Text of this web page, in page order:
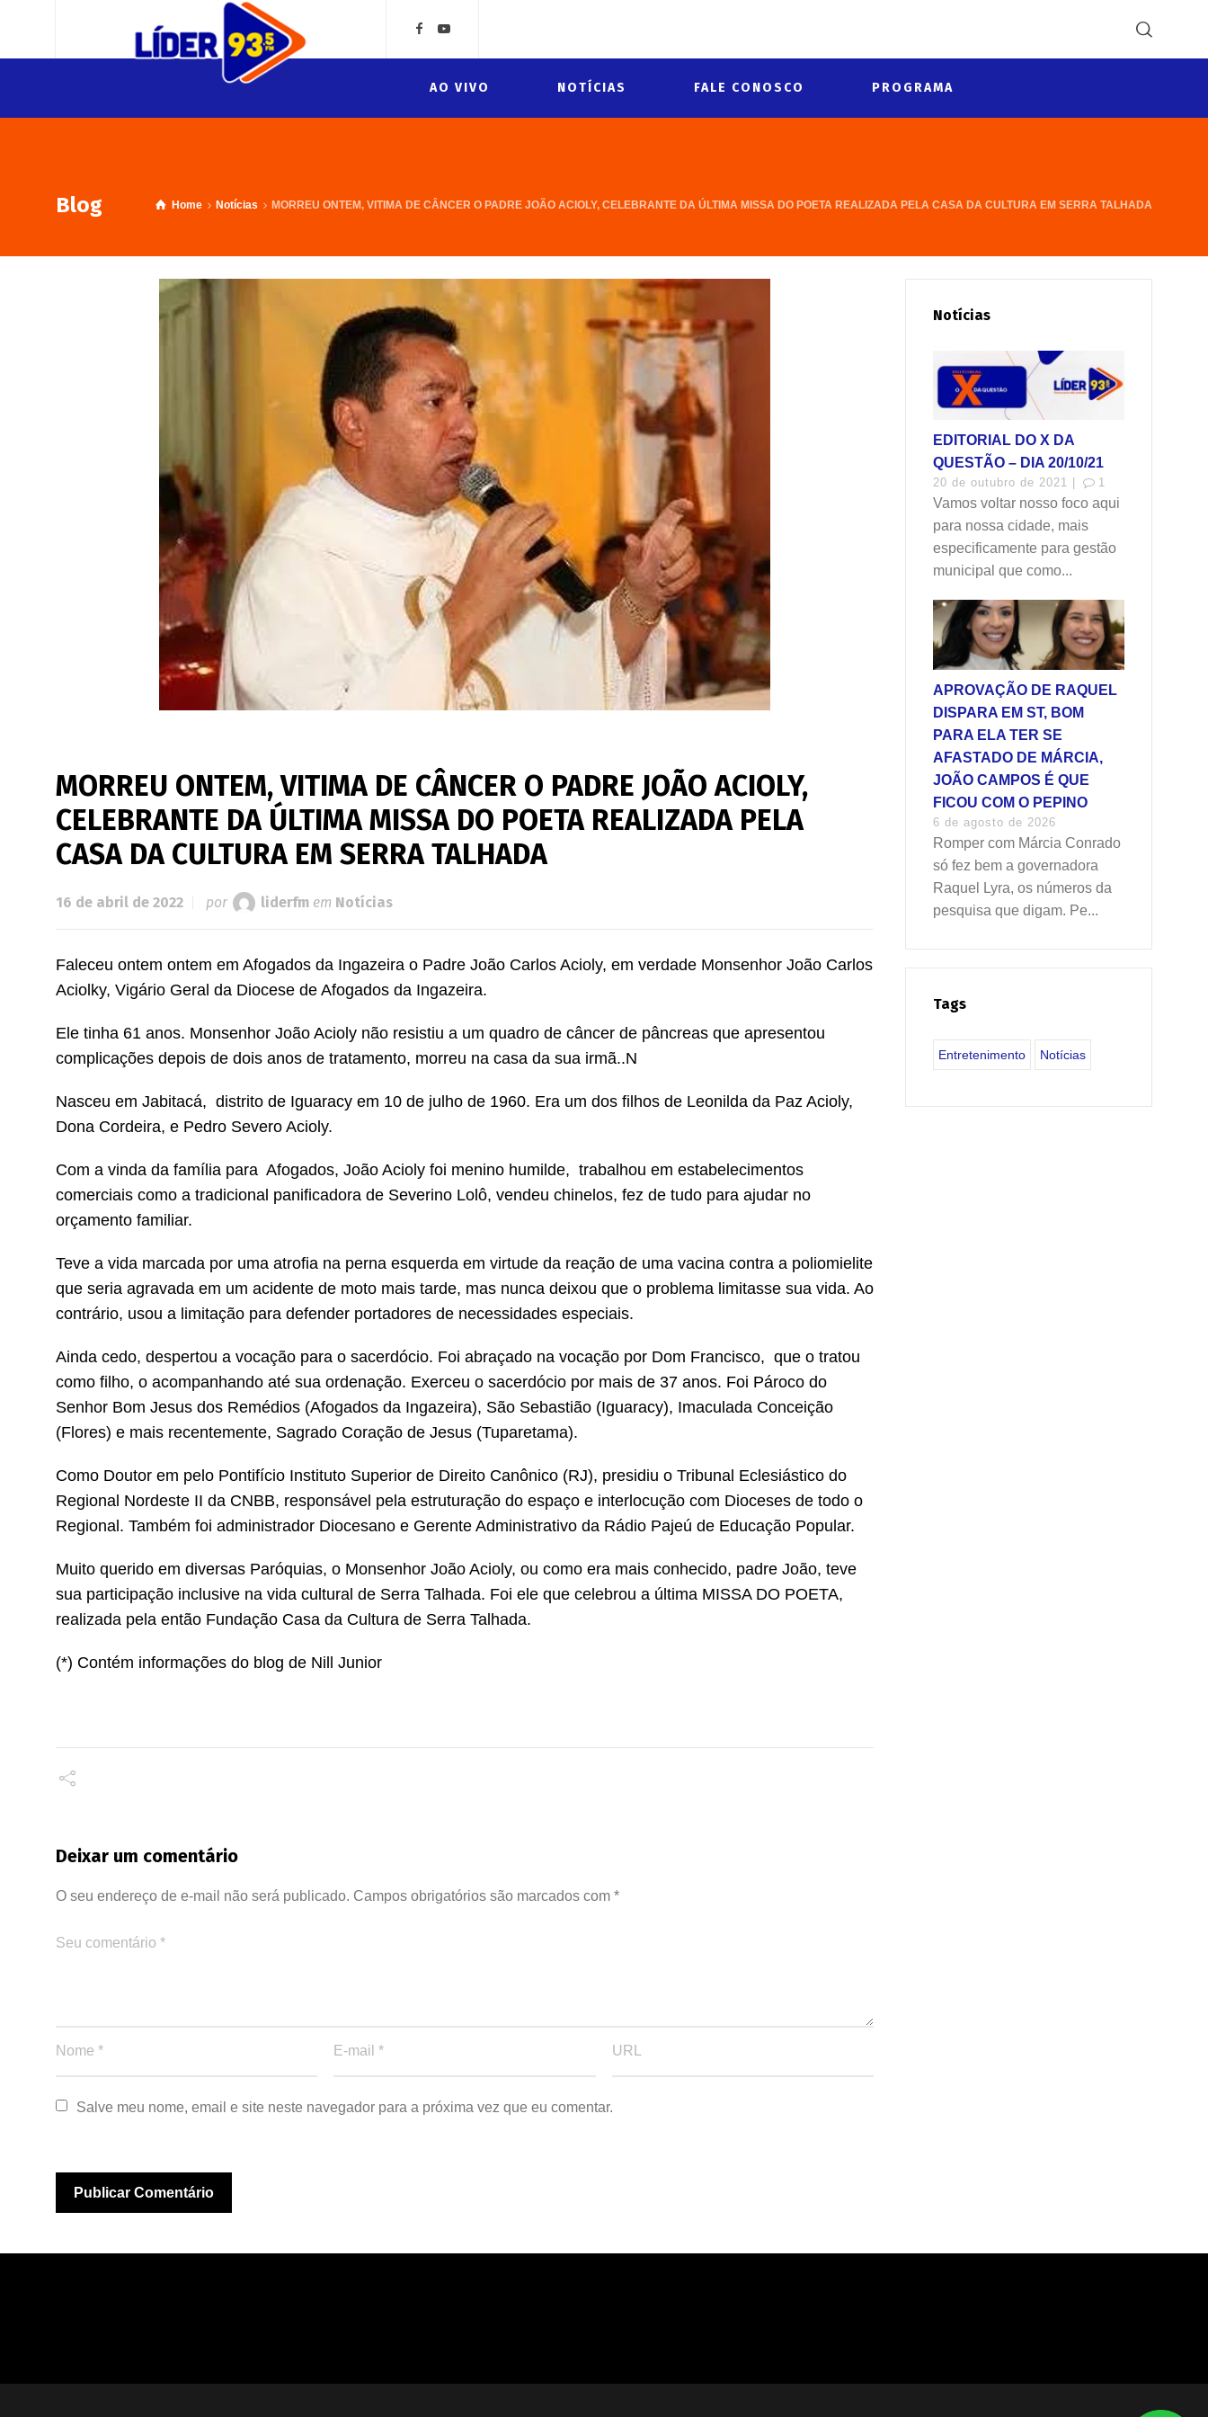
AO VIVO NOTÍCIAS FALE CONOSCO PROGRAMA
Blog Home Notícias MORREU ONTEM, VITIMA DE CÂNCER O PADRE JOÃO ACIOLY, CELEBRANTE DA ÚLTIMA MISSA DO POETA REALIZADA PELA CASA DA CULTURA EM SERRA TALHADA
MORREU ONTEM, VITIMA DE CÂNCER O PADRE JOÃO ACIOLY,
CELEBRANTE DA ÚLTIMA MISSA DO POETA REALIZADA PELA
CASA DA CULTURA EM SERRA TALHADA
16 de abril de 2022 por liderfm em Notícias
Faleceu ontem ontem em Afogados da Ingazeira o Padre João Carlos Acioly, em verdade Monsenhor João Carlos
Aciolky, Vigário Geral da Diocese de Afogados da Ingazeira.
Ele tinha 61 anos. Monsenhor João Acioly não resistiu a um quadro de câncer de pâncreas que apresentou
complicações depois de dois anos de tratamento, morreu na casa da sua irmã..N
Nasceu em Jabitacá, distrito de Iguaracy em 10 de julho de 1960. Era um dos filhos de Leonilda da Paz Acioly,
Dona Cordeira, e Pedro Severo Acioly.
Com a vinda da família para Afogados, João Acioly foi menino humilde, trabalhou em estabelecimentos
comerciais como a tradicional panificadora de Severino Lolô, vendeu chinelos, fez de tudo para ajudar no
orçamento familiar.
Teve a vida marcada por uma atrofia na perna esquerda em virtude da reação de uma vacina contra a poliomielite
que seria agravada em um acidente de moto mais tarde, mas nunca deixou que o problema limitasse sua vida. Ao
contrário, usou a limitação para defender portadores de necessidades especiais.
Ainda cedo, despertou a vocação para o sacerdócio. Foi abraçado na vocação por Dom Francisco, que o tratou
como filho, o acompanhando até sua ordenação. Exerceu o sacerdócio por mais de 37 anos. Foi Pároco do
Senhor Bom Jesus dos Remédios (Afogados da Ingazeira), São Sebastião (Iguaracy), Imaculada Conceição
(Flores) e mais recentemente, Sagrado Coração de Jesus (Tuparetama).
Como Doutor em pelo Pontifício Instituto Superior de Direito Canônico (RJ), presidiu o Tribunal Eclesiástico do
Regional Nordeste II da CNBB, responsável pela estruturação do espaço e interlocução com Dioceses de todo o
Regional. Também foi administrador Diocesano e Gerente Administrativo da Rádio Pajeú de Educação Popular.
Muito querido em diversas Paróquias, o Monsenhor João Acioly, ou como era mais conhecido, padre João, teve
sua participação inclusive na vida cultural de Serra Talhada. Foi ele que celebrou a última MISSA DO POETA,
realizada pela então Fundação Casa da Cultura de Serra Talhada.
(*) Contém informações do blog de Nill Junior
Deixar um comentário
O seu endereço de e-mail não será publicado. Campos obrigatórios são marcados com *
Salve meu nome, email e site neste navegador para a próxima vez que eu comentar.
Notícias
EDITORIAL DO X DA
QUESTÃO – DIA 20/10/21
20 de outubro de 2021 | 1
Vamos voltar nosso foco aqui
para nossa cidade, mais
especificamente para gestão
municipal que como...
APROVAÇÃO DE RAQUEL
DISPARA EM ST, BOM
PARA ELA TER SE
AFASTADO DE MÁRCIA,
JOÃO CAMPOS É QUE
FICOU COM O PEPINO
6 de agosto de 2026
Romper com Márcia Conrado
só fez bem a governadora
Raquel Lyra, os números da
pesquisa que digam. Pe...
Tags
Entretenimento Notícias